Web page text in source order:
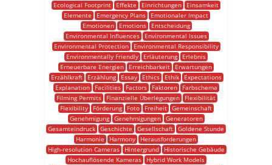
Ecological Footprint
Effekte Einrichtungen
Einsamkeit
Elemente
Emergency Plans
Emotionaler Impact
Emotionen
Emotions
Entscheidung
Environmental Influences
Environmental Issues
Environmental Protection
Environmental Responsibility
Environmentally Friendly
Erläuterung
Erlebnis
Erneuerbare Energien
Erreichbarkeit
Erwartungen
Erzählkraft
Erzählung Essay Ethics Ethik
Expectations
Explanation
Facilities Factors Faktoren
Farbschema
Filming Permits
Finanzielle Überlegungen
Flexibilität
Flexibility
Förderung Foto Freiheit Gemeinschaft
Genehmigung
Genehmigungen
Generatoren
Gesamteindruck Geschichte Gesellschaft Goldene Stunde
Harmonie
Harmony
Herausforderungen
High-resolution Cameras
Hintergrund
Historische Gebäude
Hochauflösende Kameras
Hybrid Work Models